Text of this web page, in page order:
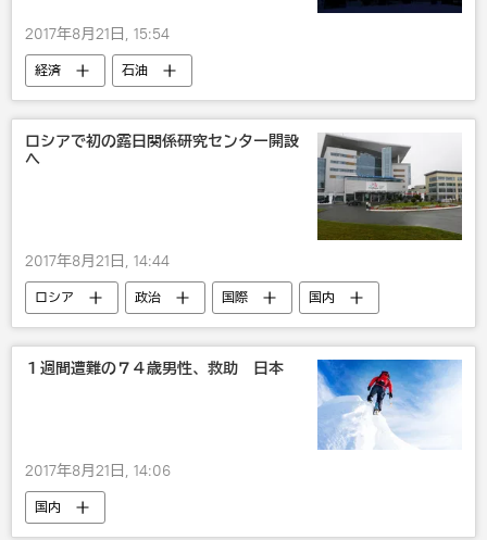
2017年8月21日, 15:54
経済 石油
ロシアで初の露日関係研究センター開設
へ
2017年8月21日, 14:44
ロシア 政治 国際
国内
露日関係
１週間遭難の７４歳男性、救助 日本
2017年8月21日, 14:06
国内